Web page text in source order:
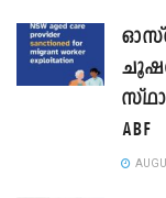
ABF